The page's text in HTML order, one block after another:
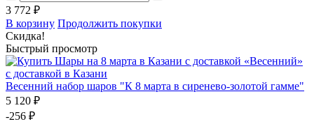
3 772 ₽
В корзину Продолжить покупки
Скидка!
Быстрый просмотр
Весенний набор шаров "К 8 марта в сиренево-золотой гамме"
5 120 ₽
-256 ₽